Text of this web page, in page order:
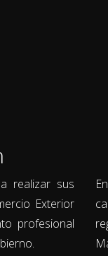
realizar sus
Exterior
profesional